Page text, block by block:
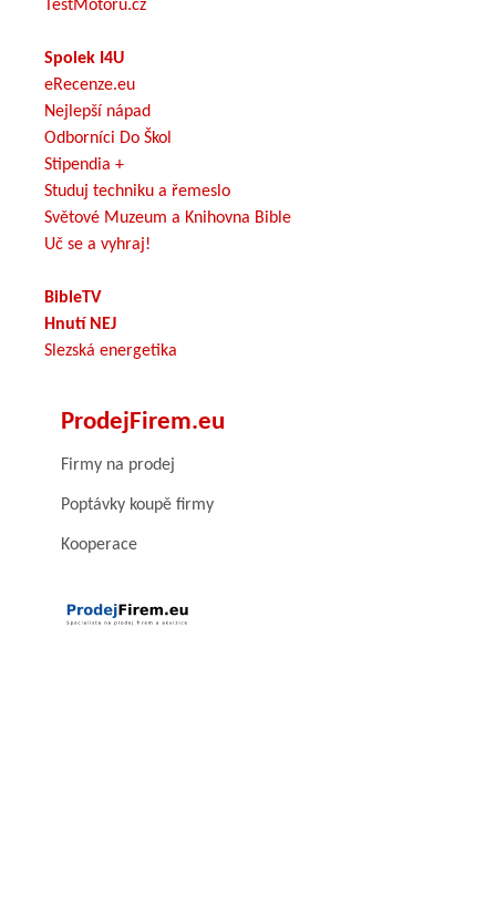
TestMotoru.cz
Spolek I4U
eRecenze.eu
Nejlepší nápad
Odborníci Do Škol
Stipendia +
Studuj techniku a řemeslo
Světové Muzeum a Knihovna Bible
Uč se a vyhraj!
BibleTV
Hnutí NEJ
Slezská energetika
ProdejFirem.eu
Firmy na prodej
Poptávky koupě firmy
Kooperace